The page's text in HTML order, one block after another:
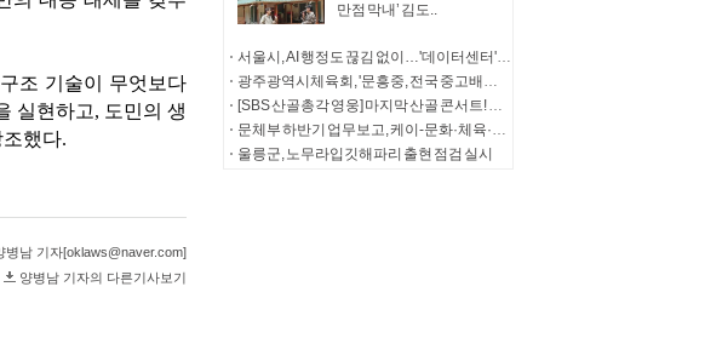
만점 막내’ 김도..
서울시, AI 행정도 끊김 없이…'데이터센터' 200억 투입 전면 고도화
광주광역시체육회, '문흥중, 전국 중고배구대회 결승 진출'
[SBS 산골총각 영웅] 마지막 산골 콘서트! 임영웅, 특별 신청곡으로 전한 감동
문체부 하반기 업무보고, 케이-문화·체육·관광으로 '대체불가 문화강국' 도약
울릉군, 노무라입깃해파리 출현 점검 실시